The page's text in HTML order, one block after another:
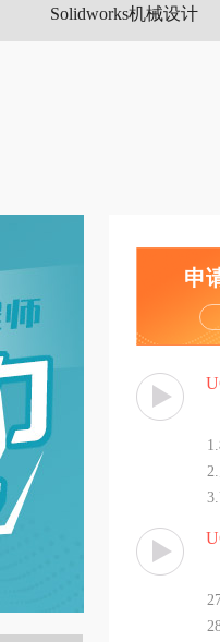
Solidworks机械设计
申